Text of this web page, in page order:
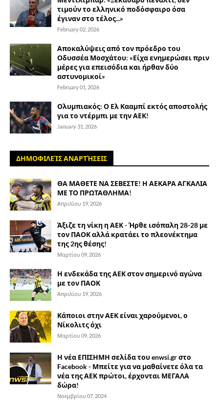
τιμούν το ελληνικό ποδόσφαιρο όσα
έγιναν στο τέλος...»
February 02, 2026
Αποκαλύψεις από τον πρόεδρο του
Οδυσσέα Μοσχάτου: «Είχα ενημερώσει πριν
μέρες για επεισόδια και ήρθαν δύο
αστυνομικοί»
February 01, 2026
Ολυμπιακός: Ο Ελ Κααμπί εκτός αποστολής
για το ντέρμπι με την ΑΕΚ!
January 31, 2026
ΔΗΜΟΦΙΛΕΊΣ ΑΝΑΡΤΉΣΕΙΣ
ΘΑ ΜΑΘΕΤΕ ΝΑ ΣΕΒΕΣΤΕ! Η ΑΕΚΑΡΑ ΑΓΚΑΛΙΑ
ΜΕ ΤΟ ΠΡΩΤΑΘΛΗΜΑ!
Απριλίου 19, 2026
Άξιζε τη νίκη η ΑΕΚ - Ήρθε ισόπαλη 28-28 με
τον ΠΑΟΚ αλλά κρατάει το πλεονέκτημα
της 2ης θέσης!
Μαρτίου 09, 2026
Η ενδεκάδα της ΑΕΚ στον σημερινό αγώνα
με τον ΠΑΟΚ
Απριλίου 19, 2026
Κάποιοι στην ΑΕΚ είναι χαρούμενοι, ο
Νίκολιτς όχι
Μαρτίου 09, 2026
Η νέα ΕΠΙΣΗΜΗ σελίδα του enwsi.gr στο
Facebook - Μπείτε για να μαθαίνετε όλα τα
νέα της ΑΕΚ πρώτοι, έρχονται ΜΕΓΑΛΑ
δώρα!
Νοεμβρίου 07, 2024